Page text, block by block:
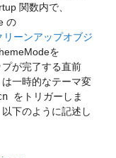
関数内で、
の
リーンアップオブジ
を
プが完了する直前
一時的なテーマ変
をトリガーしま
下のように記述し